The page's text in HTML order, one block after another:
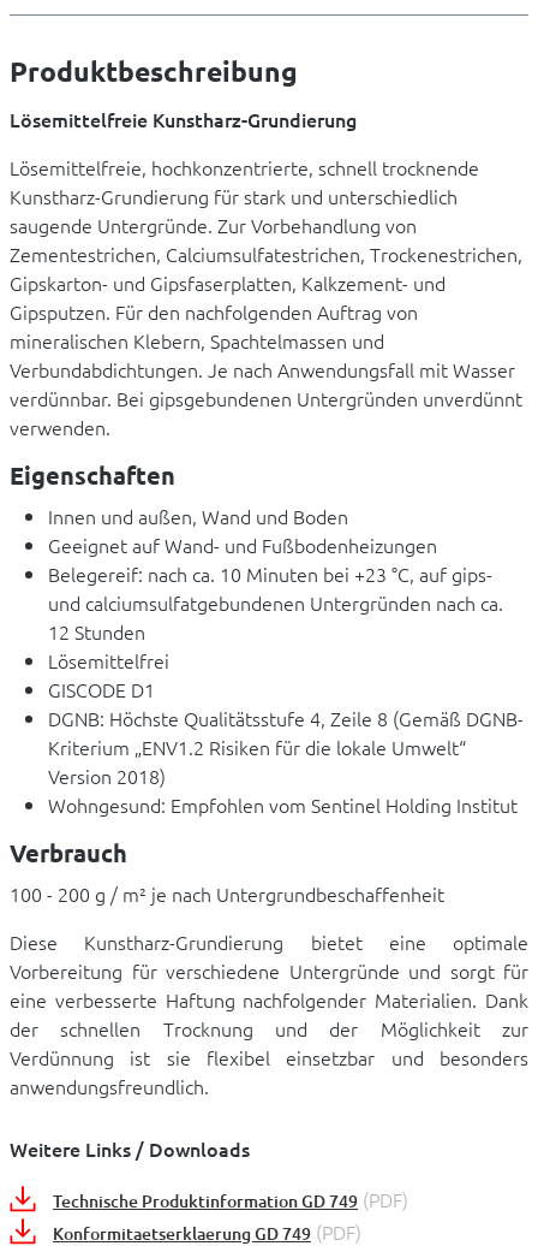
Produktbeschreibung
Lösemittelfreie Kunstharz-Grundierung
Lösemittelfreie, hochkonzentrierte, schnell trocknende
Kunstharz-Grundierung für stark und unterschiedlich
saugende Untergründe. Zur Vorbehandlung von
Zementestrichen, Calciumsulfatestrichen, Trockenestrichen,
Gipskarton- und Gipsfaserplatten, Kalkzement- und
Gipsputzen. Für den nachfolgenden Auftrag von
mineralischen Klebern, Spachtelmassen und
Verbundabdichtungen. Je nach Anwendungsfall mit Wasser
verdünnbar. Bei gipsgebundenen Untergründen unverdünnt
verwenden.
Eigenschaften
Innen und außen, Wand und Boden
Geeignet auf Wand- und Fußbodenheizungen
Belegereif: nach ca. 10 Minuten bei +23 °C, auf gips-
und calciumsulfatgebundenen Untergründen nach ca.
12 Stunden
Lösemittelfrei
GISCODE D1
DGNB: Höchste Qualitätsstufe 4, Zeile 8 (Gemäß DGNB-
Kriterium „ENV1.2 Risiken für die lokale Umwelt“
Version 2018)
Wohngesund: Empfohlen vom Sentinel Holding Institut
Verbrauch
100 - 200 g / m² je nach Untergrundbeschaffenheit
Diese Kunstharz-Grundierung bietet eine optimale
Vorbereitung für verschiedene Untergründe und sorgt für
eine verbesserte Haftung nachfolgender Materialien. Dank
der schnellen Trocknung und der Möglichkeit zur
Verdünnung ist sie flexibel einsetzbar und besonders
anwendungsfreundlich.
Weitere Links / Downloads
Technische Produktinformation GD 749 (PDF)
Konformitaetserklaerung GD 749 (PDF)